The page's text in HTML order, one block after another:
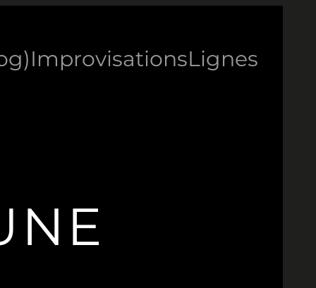
ImprovisationsLignes